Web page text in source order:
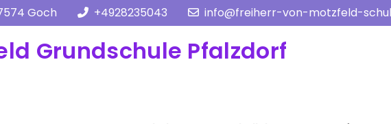
Goch +4928235043 info@freiherr-von-motzfeld-
Grundschule Pfalzdorf